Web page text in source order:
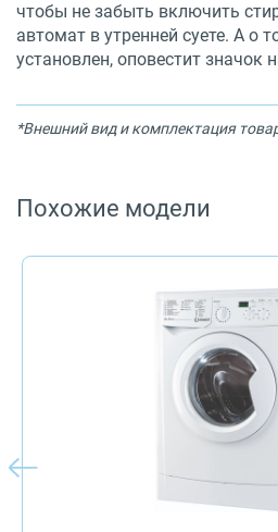
чтобы не забыть включить
автомат в утренней суете. А о
установлен, оповестит значок
*Внешний вид и комплектация
Похожие модели